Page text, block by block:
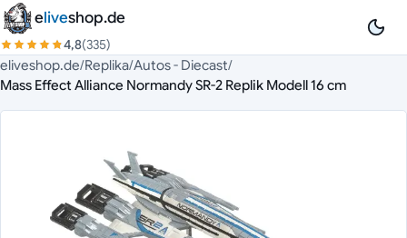
Zum Inhalt springen
eliveshop.de
4,8(335)
eliveshop.de/Replika/Autos - Diecast/
Mass Effect Alliance Normandy SR-2 Replik Modell 16 cm